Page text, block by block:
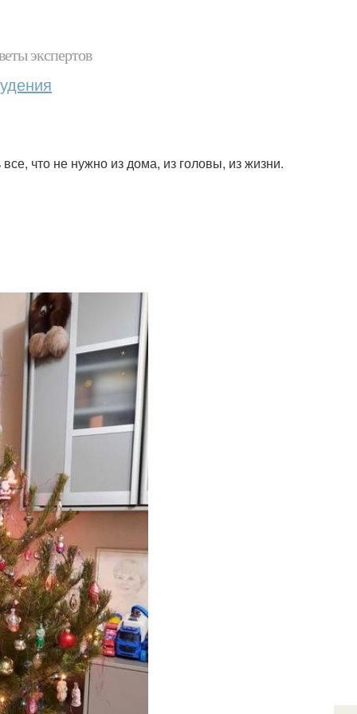
экспертов
что не нужно из дома, из головы, из жизни.